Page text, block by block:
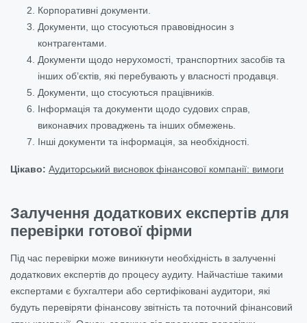
Корпоративні документи.
Документи, що стосуються правовідносин з
контрагентами.
Документи щодо нерухомості, транспортних засобів та
інших об’єктів, які перебувають у власності продавця.
Документи, що стосуються працівників.
Інформація та документи щодо судових справ,
виконавчих проваджень та інших обмежень.
Інші документи та інформація, за необхідності.
Цікаво: Аудиторський висновок фінансової компанії: вимоги
Залучення додаткових експертів для
перевірки готової фірми
Під час перевірки може виникнути необхідність в залученні
додаткових експертів до процесу аудиту. Найчастіше такими
експертами є бухгалтери або сертифіковані аудитори, які
будуть перевіряти фінансову звітність та поточний фінансовий